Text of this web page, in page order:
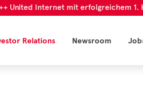
Internet mit erfolgreichem 1.
Relations Newsroom